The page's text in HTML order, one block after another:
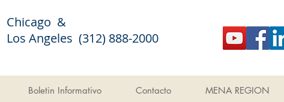
Chicago &
Los Angeles (312) 888-2000
Boletin Informativo Contacto MENA REGION